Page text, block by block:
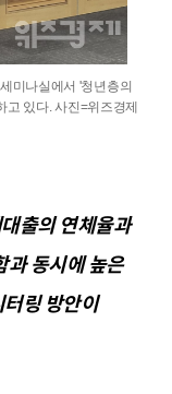
미나실에서 '청년층의
고 있다. 사진=위즈경제
출의 연체율과
과 동시에 높은
링 방안이